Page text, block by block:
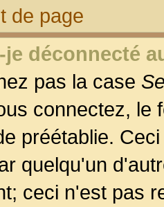
de page
déconnecté
pas la case
connectez, le
préétablie.
quelqu'un
ceci n'est pas